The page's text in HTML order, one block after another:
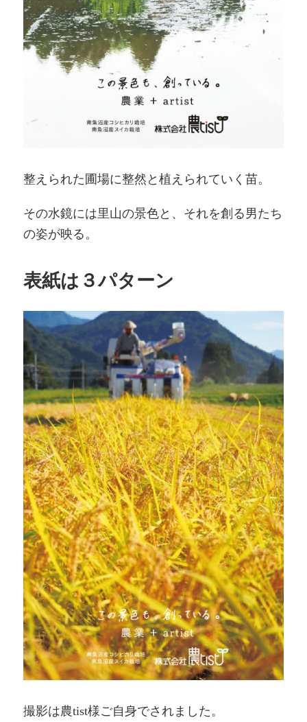
整えられた圃場に整然と植えられていく苗。
その水鏡には里山の景色と、それを創る男たち
の姿が映る。
表紙は３パターン
撮影は農tist様ご自身でされました。